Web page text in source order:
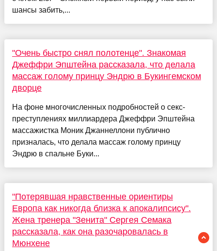
шансы забить,...
"Очень быстро снял полотенце". Знакомая
Джеффри Эпштейна рассказала, что делала
массаж голому принцу Эндрю в Букингемском
дворце
На фоне многочисленных подробностей о секс-
преступлениях миллиардера Джеффри Эпштейна
массажистка Моник Джаннеллони публично
призналась, что делала массаж голому принцу
Эндрю в спальне Буки...
"Потерявшая нравственные ориентиры
Европа как никогда близка к апокалипсису".
Жена тренера "Зенита" Сергея Семака
рассказала, как она разочаровалась в
Мюнхене